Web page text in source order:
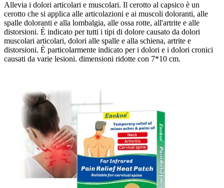
Allevia i dolori articolari e muscolari. Il cerotto al capsico è un
cerotto che si applica alle articolazioni e ai muscoli doloranti, alle
spalle doloranti e alla lombalgia, alle ossa rotte, all'artrite e alle
distorsioni. È indicato per tutti i tipi di dolore causato da dolori
muscolari articolari, dolori alle spalle e alla schiena, artrite e
distorsioni. È particolarmente indicato per i dolori e i dolori cronici
causati da varie lesioni. dimensioni ridotte con 7*10 cm.